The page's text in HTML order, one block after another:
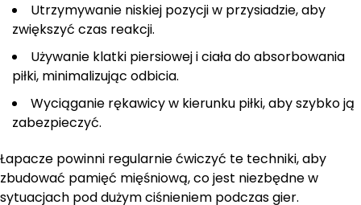
Utrzymywanie niskiej pozycji w przysiadzie, aby
zwiększyć czas reakcji.
Używanie klatki piersiowej i ciała do absorbowania
piłki, minimalizując odbicia.
Wyciąganie rękawicy w kierunku piłki, aby szybko ją
zabezpieczyć.
Łapacze powinni regularnie ćwiczyć te techniki, aby
zbudować pamięć mięśniową, co jest niezbędne w
sytuacjach pod dużym ciśnieniem podczas gier.